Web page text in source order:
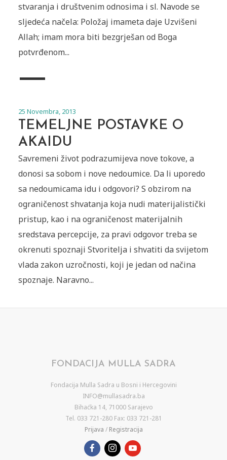
stvaranja i društvenim odnosima i sl. Navode se
sljedeća načela: Položaj imameta daje Uzvišeni
Allah; imam mora biti bezgrješan od Boga
potvrđenom...
25 Novembra, 2013
TEMELJNE POSTAVKE O
AKAIDU
Savremeni život podrazumijeva nove tokove, a
donosi sa sobom i nove nedoumice. Da li uporedo
sa nedoumicama idu i odgovori? S obzirom na
ograničenost shvatanja koja nudi materijalistički
pristup, kao i na ograničenost materijalnih
sredstava percepcije, za pravi odgovor treba se
okrenuti spoznaji Stvoritelja i shvatiti da svijetom
vlada zakon uzročnosti, koji je jedan od načina
spoznaje. Naravno...
FONDACIJA MULLA SADRA
Fondacija Mulla Sadra u Bosni i Hercegovini
INFO@mullasadra.ba
Bihaćka 14, 71000 Sarajevo
Tel. 033 721-280 Fax: 033 721-281
Prijava / Registracija